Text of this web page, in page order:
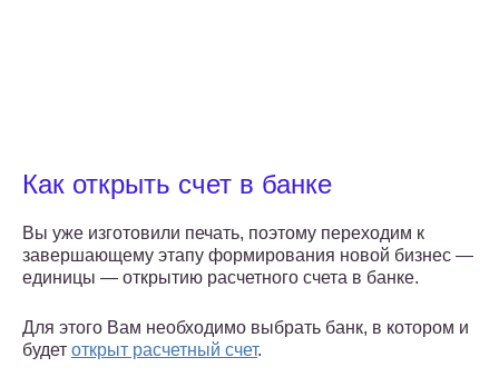
Как открыть счет в банке
Вы уже изготовили печать, поэтому переходим к
завершающему этапу формирования новой бизнес —
единицы — открытию расчетного счета в банке.
Для этого Вам необходимо выбрать банк, в котором и
будет открыт расчетный счет.